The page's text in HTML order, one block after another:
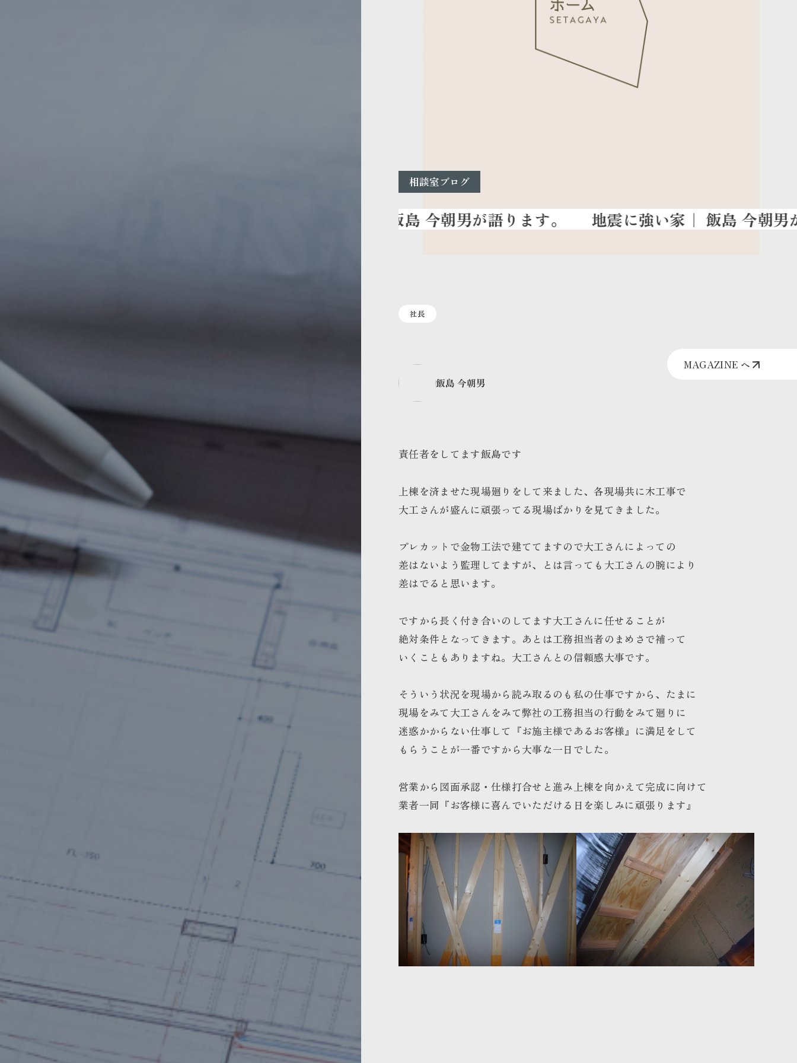
相談室ブログ
地震に強い家｜ 飯島 今朝男が語
社長
MAGAZINE へ
飯島 今朝男
責任者をしてます飯島です
上棟を済ませた現場廻りをして 来ました、各現場共に木工事で
大工さんが盛んに頑張ってる現場ばかりを見てきました。
プレカットで金物工法で建ててますので大工さんによっての
差はないよう監理してますが、とは言っても大工さんの腕により
差はでると思います。
ですから長く付き合いのしてます大工さんに任せることが
絶対条件となってきます。あとは工務担当者のまめさで補って
いくこともありますね。 大工さんとの信頼感大事です。
そういう状況を現場から読み取るのも私の仕事ですから、たまに
現場をみて大工さんをみて弊社の工務担当の行動をみて廻りに
迷惑かからない仕事して『お施主様であるお客様』に満足をして
もらうことが一番ですから大事な一日でした。
営業から図面承認・仕様打合せと進み上棟を向かえて完成に向けて
業者一同『お客様に喜んでいただける日を楽しみに頑張ります』